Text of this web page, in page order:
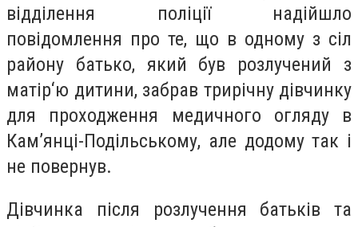
відділення поліції надійшло
повідомлення про те, що в одному з сіл
району батько, який був розлучений з
матір‘ю дитини, забрав трирічну дівчинку
для проходження медичного огляду в
Кам’янці-Подільському, але додому так і
не повернув.
Дівчинка після розлучення батьків та